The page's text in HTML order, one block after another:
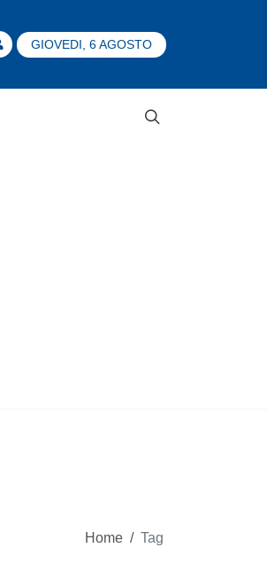
GIOVEDI, 6 AGOSTO
Home / Tag